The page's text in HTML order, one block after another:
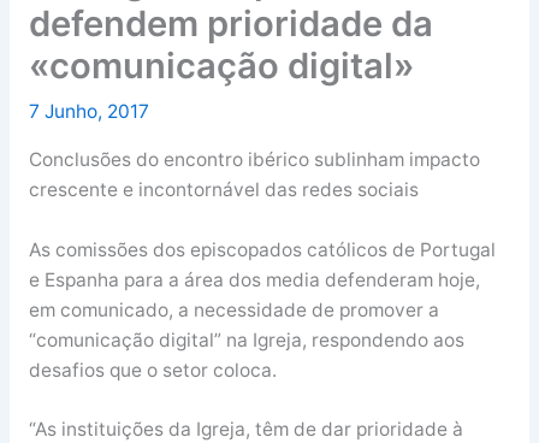
defendem prioridade da
«comunicação digital»
7 Junho, 2017
Conclusões do encontro ibérico sublinham impacto
crescente e incontornável das redes sociais
As comissões dos episcopados católicos de Portugal
e Espanha para a área dos media defenderam hoje,
em comunicado, a necessidade de promover a
“comunicação digital” na Igreja, respondendo aos
desafios que o setor coloca.
“As instituições da Igreja, têm de dar prioridade à